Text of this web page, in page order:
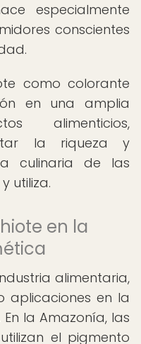
especialmente
conscientes
como colorante
en una amplia
alimenticios,
la riqueza y
culinaria de las
utiliza.
en la
alimentaria,
aplicaciones en la
la Amazonía, las
el pigmento